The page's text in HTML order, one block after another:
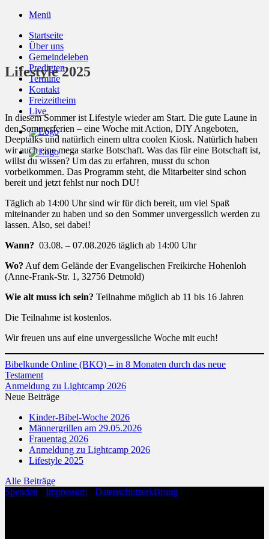
Zum
springen
Menü
Startseite
Über uns
Gemeindeleben
Predigten
Termine
Kontakt
Freizeitheim
Live
Lifestyle 2025
In diesem Sommer ist Lifestyle wieder am Start. Die gute Laune in
den Sommerferien – eine Woche mit Action, DIY Angeboten,
Deeptalks und natürlich einem ultra coolen Kiosk. Natürlich haben
wir auch eine mega starke Botschaft. Was das für eine Botschaft ist,
willst du wissen? Um das zu erfahren, musst du schon
vorbeikommen. Das Programm steht, die Mitarbeiter sind schon
bereit und jetzt fehlst nur noch DU!
Täglich ab 14:00 Uhr sind wir für dich bereit, um viel Spaß
miteinander zu haben und so den Sommer unvergesslich werden zu
lassen. Also, sei dabei!
Wann? 03.08. – 07.08.2026 täglich ab 14:00 Uhr
Wo? Auf dem Gelände der Evangelischen Freikirche Hohenloh
(Anne-Frank-Str. 1, 32756 Detmold)
Wie alt muss ich sein? Teilnahme möglich ab 11 bis 16 Jahren
Die Teilnahme ist kostenlos.
Wir freuen uns auf eine unvergessliche Woche mit euch!
Bibelkunde Online (BKO) – in 8 Monaten durch das neue
Testament
Anmeldung zu Lightcamp 2026
Neue Beiträge
Kinder-Bibel-Woche 2026
Männergrillen am 29.05.2026
Frauentag 2026
Anmeldung zu Lightcamp 2026
Lifestyle 2025
Alle Beiträge
Spenden
Impressum
Datenschutzerklärung